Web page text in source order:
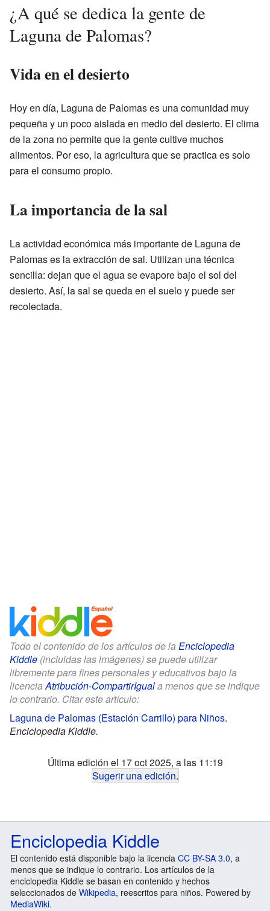
¿A qué se dedica la gente de
Laguna de Palomas?
Vida en el desierto
Hoy en día, Laguna de Palomas es una comunidad muy
pequeña y un poco aislada en medio del desierto. El clima
de la zona no permite que la gente cultive muchos
alimentos. Por eso, la agricultura que se practica es solo
para el consumo propio.
La importancia de la sal
La actividad económica más importante de Laguna de
Palomas es la extracción de sal. Utilizan una técnica
sencilla: dejan que el agua se evapore bajo el sol del
desierto. Así, la sal se queda en el suelo y puede ser
recolectada.
Todo el contenido de los artículos de la Enciclopedia
Kiddle (incluidas las imágenes) se puede utilizar
libremente para fines personales y educativos bajo la
licenciaAtribución-CompartirIguala menos que se indique
lo contrario. Citar este artículo:
Laguna de Palomas (Estación Carrillo) para Niños.
Enciclopedia Kiddle.
Última edición el 17 oct 2025, a las 11:19
Sugerir una edición.
Enciclopedia Kiddle
El contenido está disponible bajo la licencia CC BY-SA 3.0, a
menos que se indique lo contrario. Los artículos de la
enciclopedia Kiddle se basan en contenido y hechos
seleccionados de Wikipedia, reescritos para niños. Powered by
MediaWiki.